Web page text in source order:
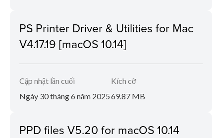
PS Printer Driver & Utilities for Mac
V4.17.19 [macOS 10.14]
Cập nhật lần cuối
Ngày 30 tháng 6 năm 2025
Kích cỡ
69.87 MB
PPD files V5.20 for macOS 10.14